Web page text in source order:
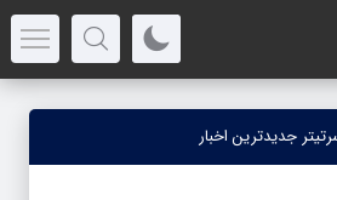
جدیدترین اخبار